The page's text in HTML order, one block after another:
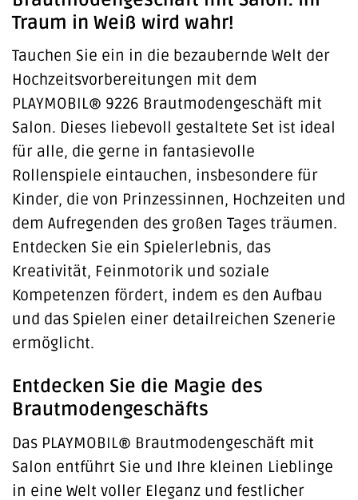
Traum in Weiß wird wahr!
Tauchen Sie ein in die bezaubernde Welt der
Hochzeitsvorbereitungen mit dem
PLAYMOBIL® 9226 Brautmodengeschäft mit
Salon. Dieses liebevoll gestaltete Set ist ideal
für alle, die gerne in fantasievolle
Rollenspiele eintauchen, insbesondere für
Kinder, die von Prinzessinnen, Hochzeiten und
dem Aufregenden des großen Tages träumen.
Entdecken Sie ein Spielerlebnis, das
Kreativität, Feinmotorik und soziale
Kompetenzen fördert, indem es den Aufbau
und das Spielen einer detailreichen Szenerie
ermöglicht.
Entdecken Sie die Magie des
Brautmodengeschäfts
Das PLAYMOBIL® Brautmodengeschäft mit
Salon entführt Sie und Ihre kleinen Lieblinge
in eine Welt voller Eleganz und festlicher